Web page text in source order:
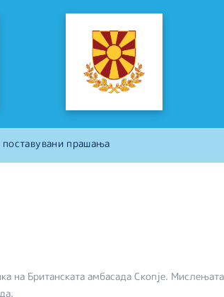
поставувани прашања
на Британската амбасада Скопје. Мислењата